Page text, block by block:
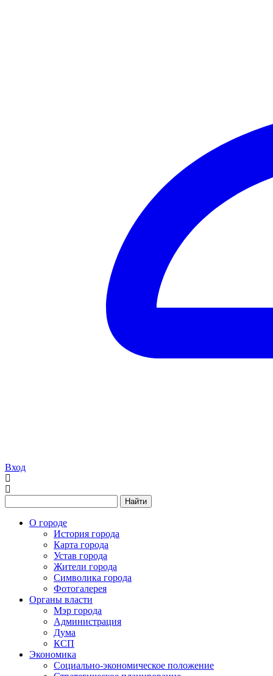
Вход
Найти
О городе
История города
Карта города
Устав города
Жители города
Символика города
Фотогалерея
Органы власти
Мэр города
Администрация
Дума
КСП
Экономика
Социально-экономическое положение